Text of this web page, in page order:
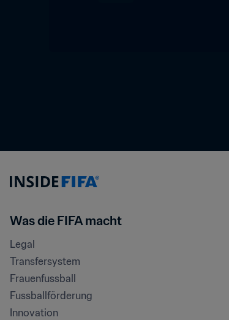
Was die FIFA macht
Legal
Transfersystem
Frauenfussball
Fussballförderung
Innovation